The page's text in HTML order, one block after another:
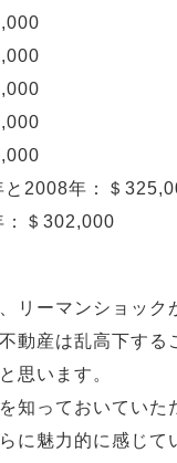
と2008年：＄
：＄302,000
リーマンショック
動産は乱高下する
思います。
知っておいていた
に魅力的に感じて